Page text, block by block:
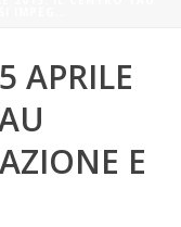
APRILE
E